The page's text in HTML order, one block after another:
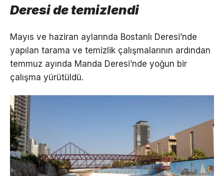
Deresi de temizlendi
Mayıs ve haziran aylarında Bostanlı Deresi’nde
yapılan tarama ve temizlik çalışmalarının ardından
temmuz ayında Manda Deresi’nde yoğun bir
çalışma yürütüldü.